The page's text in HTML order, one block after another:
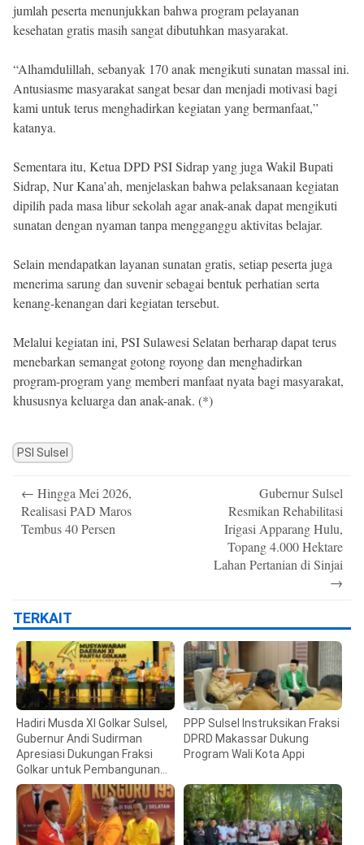
jumlah peserta menunjukkan bahwa program pelayanan
kesehatan gratis masih sangat dibutuhkan masyarakat.
“Alhamdulillah, sebanyak 170 anak mengikuti sunatan massal ini.
Antusiasme masyarakat sangat besar dan menjadi motivasi bagi
kami untuk terus menghadirkan kegiatan yang bermanfaat,”
katanya.
Sementara itu, Ketua DPD PSI Sidrap yang juga Wakil Bupati
Sidrap, Nur Kana’ah, menjelaskan bahwa pelaksanaan kegiatan
dipilih pada masa libur sekolah agar anak-anak dapat mengikuti
sunatan dengan nyaman tanpa mengganggu aktivitas belajar.
Selain mendapatkan layanan sunatan gratis, setiap peserta juga
menerima sarung dan suvenir sebagai bentuk perhatian serta
kenang-kenangan dari kegiatan tersebut.
Melalui kegiatan ini, PSI Sulawesi Selatan berharap dapat terus
menebarkan semangat gotong royong dan menghadirkan
program-program yang memberi manfaat nyata bagi masyarakat,
khususnya keluarga dan anak-anak. (*)
PSI Sulsel
navigation
← Hingga Mei 2026,
Realisasi PAD Maros
Tembus 40 Persen
Gubernur Sulsel
Resmikan Rehabilitasi
Irigasi Apparang Hulu,
Topang 4.000 Hektare
Lahan Pertanian di Sinjai
→
TERKAIT
Hadiri Musda XI Golkar Sulsel,
Gubernur Andi Sudirman
Apresiasi Dukungan Fraksi
Golkar untuk Pembangunan
Daerah
PPP Sulsel Instruksikan Fraksi
DPRD Makassar Dukung
Program Wali Kota Appi